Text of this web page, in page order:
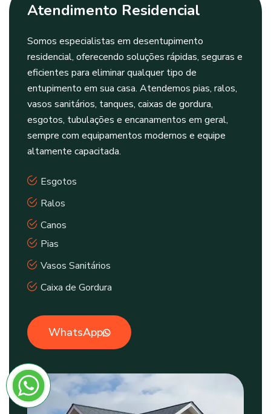
Atendimento Residencial
Somos especialistas em desentupimento
residencial, oferecendo soluções rápidas, seguras e
eficientes para eliminar qualquer tipo de
entupimento em sua casa. Atendemos pias, ralos,
vasos sanitários, tanques, caixas de gordura,
esgotos, tubulações e encanamentos em geral,
sempre com equipamentos modernos e equipe
altamente capacitada.
Esgotos
Ralos
Canos
Pias
Vasos Sanitários
Caixa de Gordura
WhatsApp